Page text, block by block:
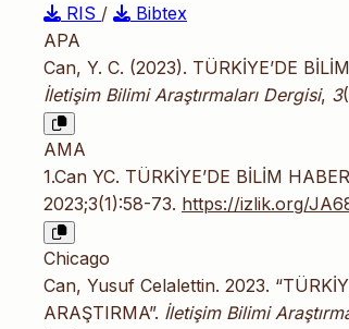
RIS /
Bibtex
APA
Can, Y. C. (2023). TÜRKİYE’DE
İletişim Bilimi Araştırmaları Dergisi, 3
AMA
1.Can YC. TÜRKİYE’DE BİLİM
2023;3(1):58-73. https://izlik.org/
Chicago
Can, Yusuf Celalettin. 2023.
ARAŞTIRMA”. İletişim Bilimi